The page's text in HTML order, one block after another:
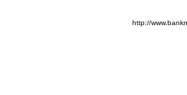
http://